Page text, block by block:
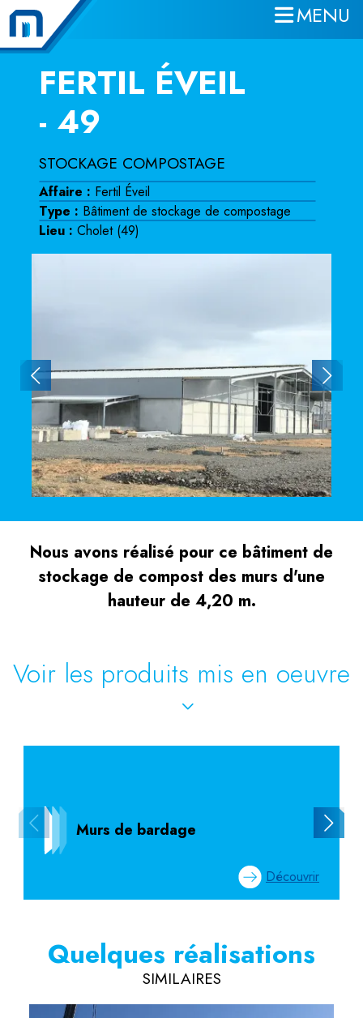
Aller au contenu principal
MENU
FERTIL ÉVEIL
- 49
STOCKAGE COMPOSTAGE
Affaire : Fertil Éveil
Type : Bâtiment de stockage de compostage
Lieu : Cholet (49)
Nous avons réalisé pour ce bâtiment de
stockage de compost des murs d'une
hauteur de 4,20 m.
Voir les produits mis en oeuvre
Murs de bardage
Découvrir
Quelques réalisations
SIMILAIRES